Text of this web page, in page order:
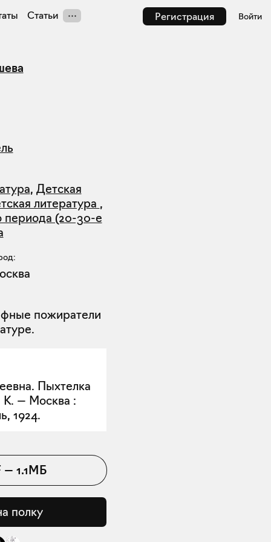
Регистрация Войти
Статьи
, Детская
литература ,
периода (20-30-е
пожиратели
Пыхтелка
— Москва :
1924.
—1.1МБ
полку